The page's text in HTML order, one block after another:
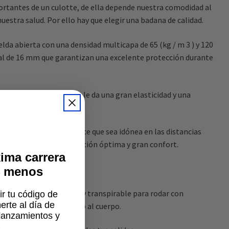
de un culotte, de ella depende nuestra comodidad al
salud. Por ello hay que elegir una badana de calidad.
abierta con una densidad multicapa de 65 (kg / m 3 ) y 120
de 16 mm que garantizan una excelente protección durante
de 4 mm lo que le da una gran elasticidad y una
con la piel.
de 12 mm. Esto hace que sea idónea en las distancias
una protección óptima y gran confort.
envolvente, elástico y transpirable para rodar con
el ajuste perfecto al cuerpo.
carrera
menos
tu código de
al día de
y